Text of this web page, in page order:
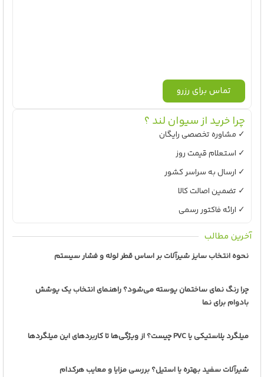
تماس برای رزرو
چرا خرید از سیوان لند ؟
✓ مشاوره تخصصی رایگان
✓ استعلام قیمت روز
✓ ارسال به سراسر کشور
✓ تضمین اصالت کالا
✓ ارائه فاکتور رسمی
آخرین مطالب
نحوه انتخاب سایز شیرآلات بر اساس قطر لوله و فشار سیستم
چرا رنگ نمای ساختمان پوسته می‌شود؟ راهنمای انتخاب یک پوشش
بادوام برای نما
میلگرد پلاستیکی یا PVC چیست؟ از ویژگی‌ها تا کاربردهای این میلگردها
شیرآلات سفید بهتره یا استیل؟ بررسی مزایا و معایب هرکدام